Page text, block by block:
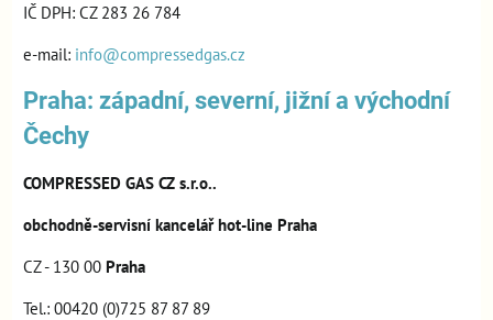
IČ DPH: CZ 283 26 784
e-mail: info@compressedgas.cz
Praha: západní, severní, jižní a východní
Čechy
COMPRESSED GAS CZ s.r.o..
obchodně-servisní kancelář hot-line Praha
CZ - 130 00 Praha
Tel.: 00420 (0)725 87 87 89